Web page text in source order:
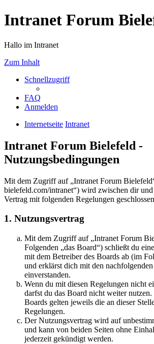
Intranet Forum
Hallo im Intranet
Zum Inhalt
Schnellzugriff
FAQ
Anmelden
Internetseite Intranet
Intranet Forum Bielefeld -
Nutzungsbedingungen
Mit dem Zugriff auf „Intranet Forum
bielefeld.com/intranet“) wird zwischen dir
Vertrag mit folgenden Regelungen
1. Nutzungsvertrag
Mit dem Zugriff auf „Intranet Forum
Folgenden „das Board“) schließt du
mit dem Betreiber des Boards ab (im
und erklärst dich mit den
einverstanden.
Wenn du mit diesen Regelungen nicht
darfst du das Board nicht weiter
Boards gelten jeweils die an dieser
Regelungen.
Der Nutzungsvertrag wird auf
und kann von beiden Seiten ohne
jederzeit gekündigt werden.